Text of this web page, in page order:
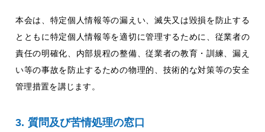
本会は、特定個人情報等の漏えい、滅失又は毀損を防止する
とともに特定個人情報等を適切に管理するために、従業者の
責任の明確化、内部規程の整備、従業者の教育・訓練、漏え
い等の事故を防止するための物理的、技術的な対策等の安全
管理措置を講じます。
質問及び苦情処理の窓口